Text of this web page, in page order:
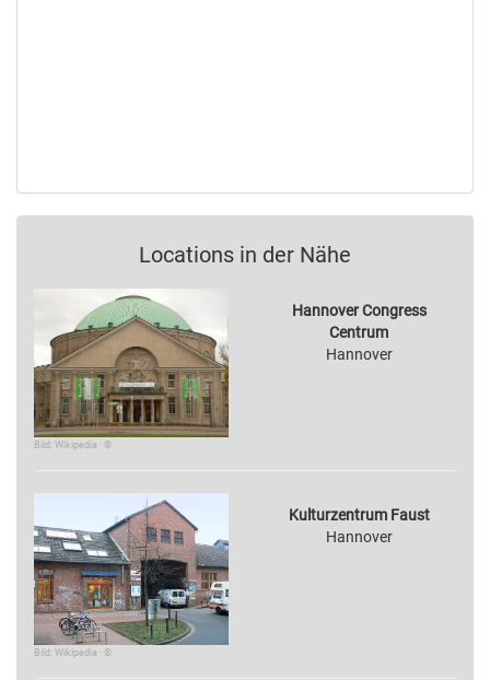
Locations in der Nähe
Bild: Wikipedia · ©
Hannover Congress
Centrum
Hannover
Bild: Wikipedia · ©
Kulturzentrum Faust
Hannover